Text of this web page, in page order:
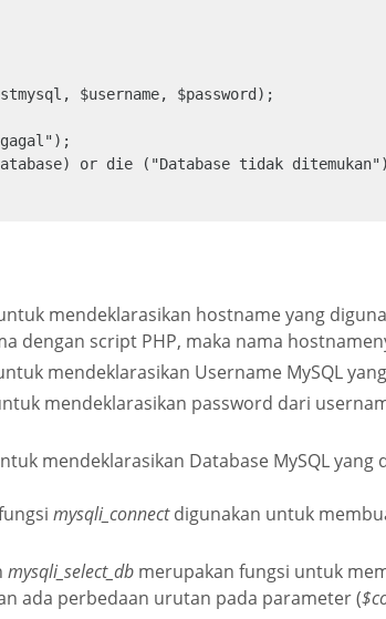
$username, $password);
or die ("Database tidak
mendeklarasikan hostname yang
dengan script PHP, maka nama
mendeklarasikan Username MySQL
mendeklarasikan password dari
mendeklarasikan Database MySQL yang
mysqli_connectdigunakan untuk
mysqli_select_db merupakan fungsi untuk
ada perbedaan urutan pada parameter (